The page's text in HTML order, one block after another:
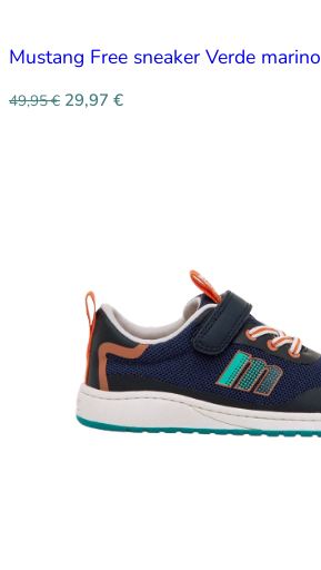
Mustang Free sneaker Verde marino
49,95€ 29,97 €